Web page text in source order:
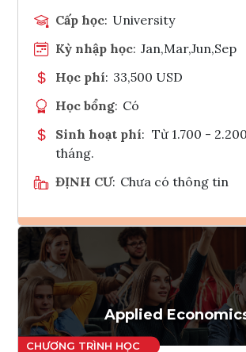
Cấp học: University
Kỳ nhập học: Jan,Mar,Jun,Sep
Học phí: 33,500 USD
Học bổng: Có
Sinh hoạt phí: Từ 1.700 -
tháng.
ĐỊNH CƯ: Chưa có thông tin
Ghi danh
Tham vấn Interlink
Applied